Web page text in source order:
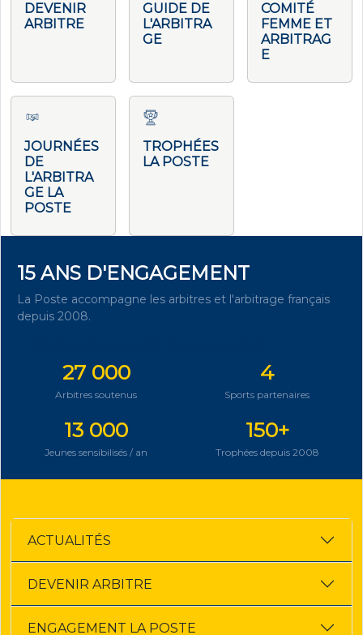
DEVENIR
ARBITRE
GUIDE DE
L'ARBITRA
GE
COMITÉ
FEMME ET
ARBITRAG
E
JOURNÉES
DE
L'ARBITRA
GE LA
POSTE
TROPHÉES
LA POSTE
15 ANS D'ENGAGEMENT
La Poste accompagne les arbitres et l'arbitrage français
depuis 2008.
27 000
Arbitres soutenus
4
Sports partenaires
13 000
Jeunes sensibilisés / an
150+
Trophées depuis 2008
ACTUALITÉS
DEVENIR ARBITRE
ENGAGEMENT LA POSTE